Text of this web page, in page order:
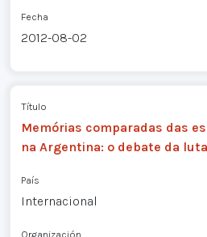
Fecha
2012-08-02
Título
Memórias comparadas das
na Argentina: o debate da
País
Internacional
Organización